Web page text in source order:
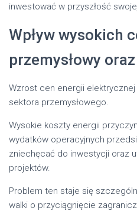
inwestować w przyszłość
Wpływ wysokich
przemysłowy
Wzrost cen energii elektrycznej
sektora przemysłowego.
Wysokie koszty energii
wydatków operacyjnych
zniechęcać do inwestycji oraz
projektów.
Problem ten staje się
walki o przyciągnięcie